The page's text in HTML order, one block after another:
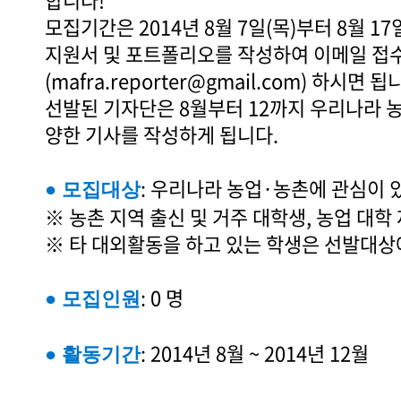
모집기간은 2014년 8월 7일(목)부터 8월 17
지원서 및 포트폴리오를 작성하여 이메일 접
(mafra.reporter@gmail.com) 하시면 됩
선발된 기자단은 8월부터 12까지 우리나라
양한 기사를 작성하게 됩니다.
● 모집대상: 우리나라 농업·농촌에 관심이
※ 농촌 지역 출신 및 거주 대학생, 농업 대학
※ 타 대외활동을 하고 있는 학생은 선발대
● 모집인원 : 0 명
● 활동기간: 2014년 8월 ~ 2014년 12월